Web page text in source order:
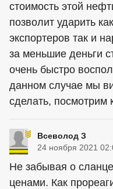
стоимость этой
позволит ударить
экспортеров так и
за меньшие деньги
очень быстро
данном случае мы
сделать, посмотрим
Всеволод З
24 ноября 2021
Не забывая о
ценами. Как